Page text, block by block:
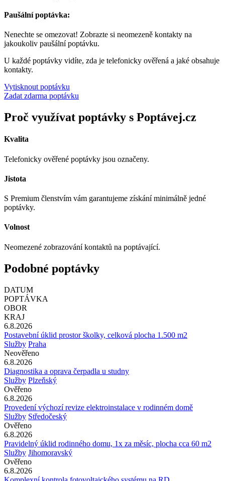
Paušální poptávka:
Nenechte se omezovat! Zobrazte si neomezeně kontakty na
jakoukoliv paušální poptávku.
U každé poptávky vidíte, zda je telefonicky ověřená a jaké obsahuje
kontakty.
Vytisknout poptávku
Zadat zdarma poptávku
Proč využívat poptávky s Poptávej.cz
Kvalita
Telefonicky ověřené poptávky jsou označeny.
Jistota
S Premium členstvím vám garantujeme získání minimálně jedné
poptávky.
Volnost
Neomezené zobrazování kontaktů na poptávající.
Podobné poptávky
DATUM
POPTÁVKA
OBOR
KRAJ
6.8.2026
Postavební úklid prostor školky, celková plocha 1.500 m2
Služby Praha
Neověřeno
6.8.2026
Diagnostika a oprava čerpadla u studny
Služby Plzeňský
Ověřeno
6.8.2026
Provedení výchozí revize elektroinstalace v rodinném domě
Služby Středočeský
Ověřeno
6.8.2026
Pravidelný úklid rodinného domu, 1x za měsíc, plocha cca 60 m2
Služby Jihomoravský
Ověřeno
6.8.2026